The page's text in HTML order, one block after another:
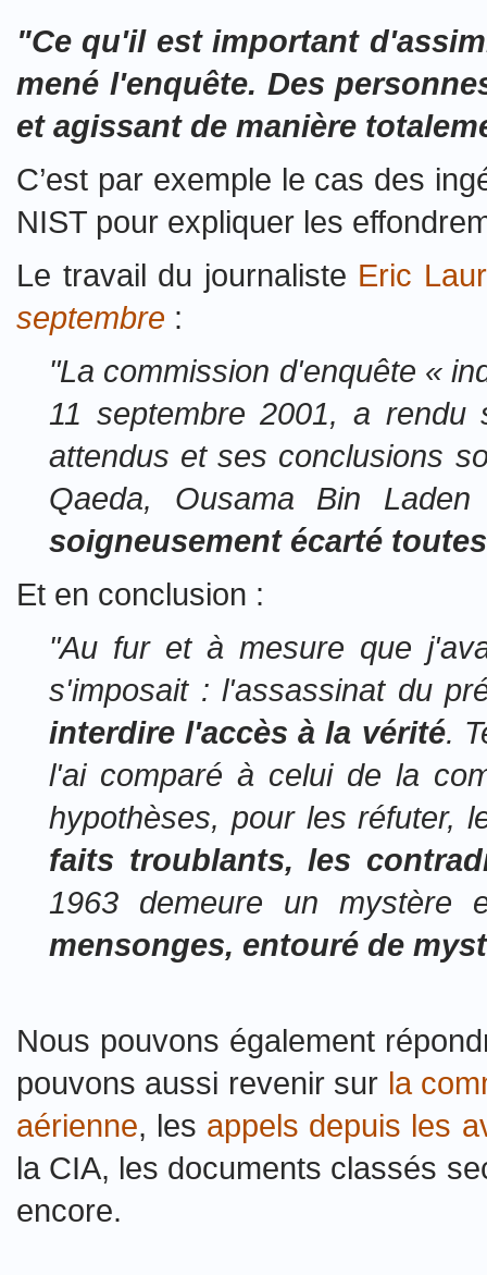
"Ce qu'il est important
mené l'enquête. Des
et agissant de manière
C’est par exemple le cas des
NIST pour expliquer les
Le travail du journaliste Eric
septembre :
"La commission d'enquête «
11 septembre 2001, a
attendus et ses conclusions
Qaeda, Ousama Bin
soigneusement écarté
Et en conclusion :
"Au fur et à mesure que
s'imposait : l'assassinat du
interdire l'accès à la vérité.
l'ai comparé à celui de la
hypothèses, pour les réfuter,
faits troublants, les
1963 demeure un mystère
mensonges, entouré de
Nous pouvons également
pouvons aussi revenir sur la
aérienne, les appels depuis les
la CIA, les documents classés
encore.